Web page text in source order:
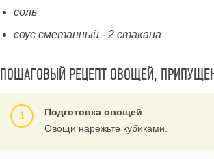
соль
соус сметанный - 2 стакана
ПОШАГОВЫЙ РЕЦЕПТ ОВОЩЕЙ,
Подготовка овощей
Овощи нарежьте кубиками.